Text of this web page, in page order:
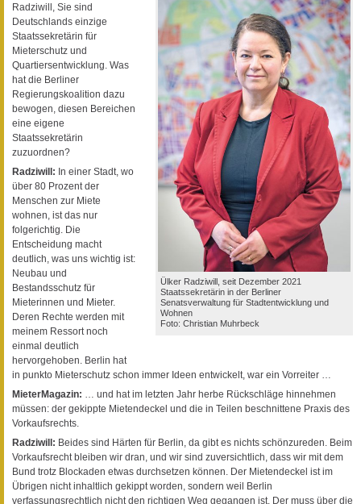
Ülker Radziwill, seit Dezember 2021
Staatssekretärin in der Berliner
Senatsverwaltung für Stadtentwicklung und
Wohnen
Foto: Christian Muhrbeck
Radziwill, Sie sind
Deutschlands einzige
Staatssekretärin für
Mieterschutz und
Quartiersentwicklung. Was
hat die Berliner
Regierungskoalition dazu
bewogen, diesen Bereichen
eine eigene
Staatssekretärin
zuzuordnen?
Radziwill: In einer Stadt, wo
über 80 Prozent der
Menschen zur Miete
wohnen, ist das nur
folgerichtig. Die
Entscheidung macht
deutlich, was uns wichtig ist:
Neubau und
Bestandsschutz für
Mieterinnen und Mieter.
Deren Rechte werden mit
meinem Ressort noch
einmal deutlich
hervorgehoben. Berlin hat
in punkto Mieterschutz schon immer Ideen entwickelt, war ein Vorreiter …
MieterMagazin: … und hat im letzten Jahr herbe Rückschläge hinnehmen
müssen: der gekippte Mietendeckel und die in Teilen beschnittene Praxis des
Vorkaufsrechts.
Radziwill: Beides sind Härten für Berlin, da gibt es nichts schönzureden. Beim
Vorkaufsrecht bleiben wir dran, und wir sind zuversichtlich, dass wir mit dem
Bund trotz Blockaden etwas durchsetzen können. Der Mietendeckel ist im
Übrigen nicht inhaltlich gekippt worden, sondern weil Berlin
verfassungsrechtlich nicht den richtigen Weg gegangen ist. Der muss über die